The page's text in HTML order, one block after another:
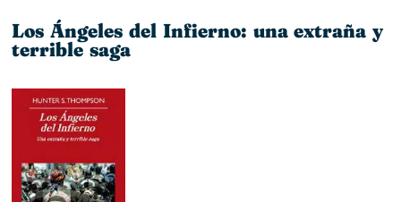
Los Ángeles del Infierno: una extraña y
terrible saga